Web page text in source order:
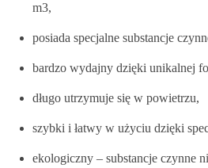
m3,
posiada specjalne substancje
bardzo wydajny dzięki unikalnej
długo utrzymuje się w powietrzu,
szybki i łatwy w użyciu dzięki
ekologiczny – substancje czynne